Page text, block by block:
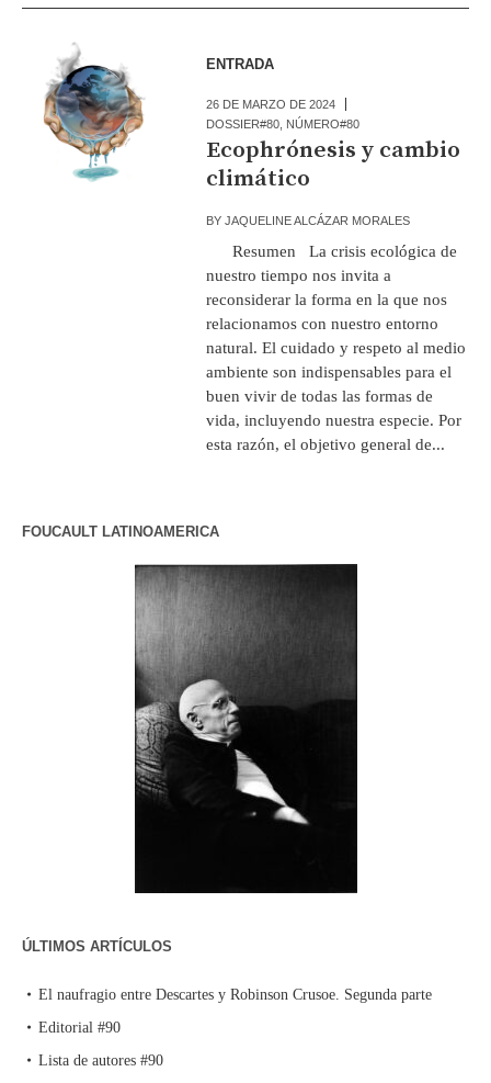
ENTRADA
26 DE MARZO DE 2024
DOSSIER#80 NÚMERO#80
Ecophrónesis y cambio
climático
BYJAQUELINE ALCÁZAR MORALES
Resumen La crisis ecológica de
nuestro tiempo nos invita a
reconsiderar la forma en la que nos
relacionamos con nuestro entorno
natural. El cuidado y respeto al medio
ambiente son indispensables para el
buen vivir de todas las formas de
vida, incluyendo nuestra especie. Por
esta razón, el objetivo general de...
FOUCAULT LATINOAMERICA
ÚLTIMOS ARTÍCULOS
El naufragio entre Descartes y Robinson Crusoe. Segunda parte
Editorial #90
Lista de autores #90